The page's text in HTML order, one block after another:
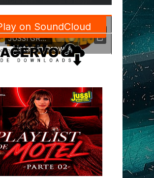
- LANÇAMENTO - JUSSIGRAVACOES.com